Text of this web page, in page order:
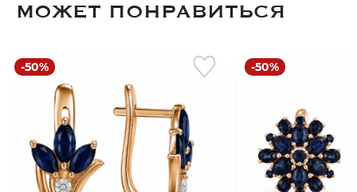
МОЖЕТ ПОНРАВИТЬСЯ
-50% -50%